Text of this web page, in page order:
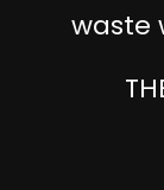
waste